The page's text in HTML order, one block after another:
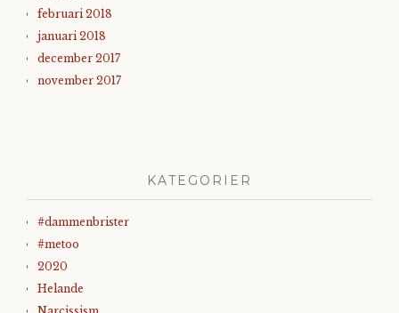
februari 2018
januari 2018
december 2017
november 2017
KATEGORIER
#dammenbrister
#metoo
2020
Helande